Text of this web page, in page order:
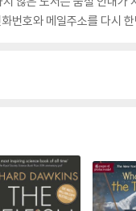
번호와 메일주소를 다시